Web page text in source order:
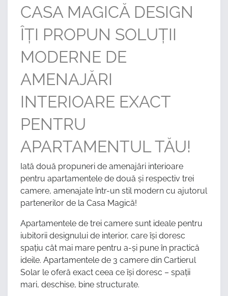
CASA MAGICĂ DESIGN
ÎȚI PROPUN SOLUȚII
MODERNE DE
AMENAJĂRI
INTERIOARE EXACT
PENTRU
APARTAMENTUL TĂU!
Iată două propuneri de amenajări interioare
pentru apartamentele de două și respectiv trei
camere, amenajate într-un stil modern cu ajutorul
partenerilor de la Casa Magică!
Apartamentele de trei camere sunt ideale pentru
iubitorii designului de interior, care își doresc
spațiu cât mai mare pentru a-și pune în practică
ideile. Apartamentele de 3 camere din Cartierul
Solar le oferă exact ceea ce își doresc – spații
mari, deschise, bine structurate.